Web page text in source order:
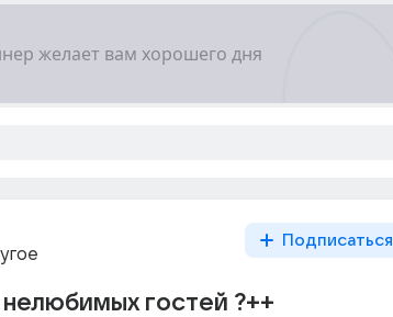
Подписаться
гостей ?++